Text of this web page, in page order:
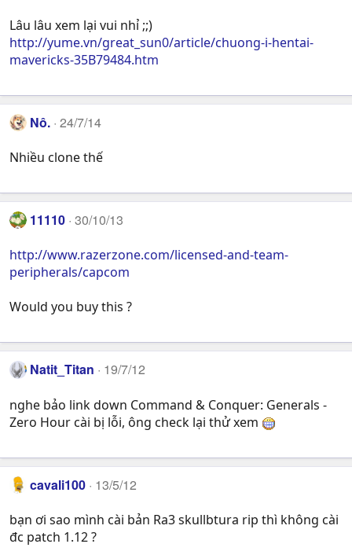
Lâu lâu xem lại vui nhỉ ;;)
http://yume.vn/great_sun0/article/chuong-i-hentai-
mavericks-35B79484.htm
Nô. 24/7/14
Nhiều clone thế
11110 30/10/13
http://www.razerzone.com/licensed-and-team-
peripherals/capcom
Would you buy this ?
Natit_Titan 19/7/12
nghe bảo link down Command & Conquer: Generals -
Zero Hour cài bị lỗi, ông check lại thử xem
cavali100 13/5/12
bạn ơi sao mình cài bản Ra3 skullbtura rip thì không cài
đc patch 1.12 ?